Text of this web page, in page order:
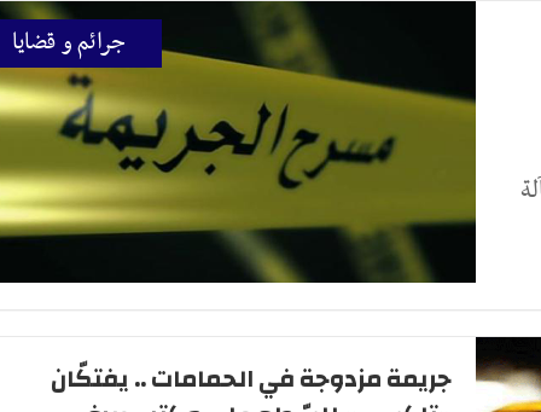
جرائم و قضايا
جريمة مزدوجة في الحمامات .. يفتكّان